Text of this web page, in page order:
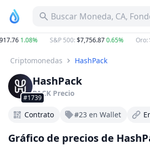
Buscar Moneda, CA,
1.08% S&P 500:$7,756.870.65% Oro:
Criptomonedas HashPack
#1739
HashPack
PACK Precio
Contrato #23 en Wallet
Gráfico de precios de